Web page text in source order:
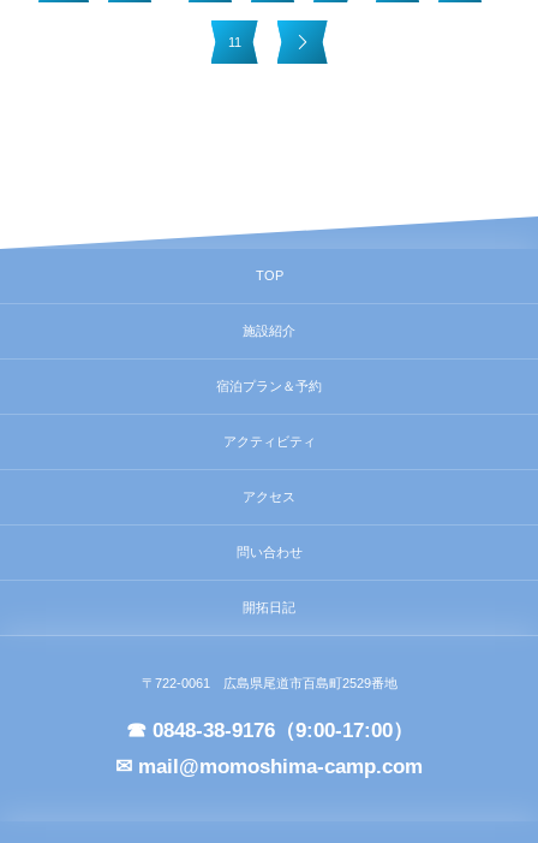
11
TOP
施設紹介
宿泊プラン＆予約
アクティビティ
アクセス
問い合わせ
開拓日記
〒722-0061 広島県尾道市百島町2529番地
☎ 0848-38-9176（9:00-17:00）
✉ mail@momoshima-camp.com